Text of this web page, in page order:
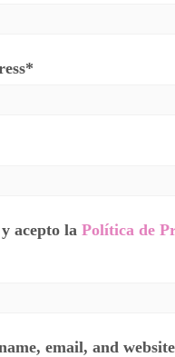
*
acepto la Política de
email, and